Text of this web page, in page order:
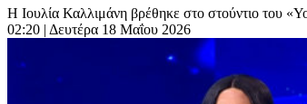
Η Ιουλία Καλλιμάνη βρέθηκε στο στούντιο του
02:20 | Δευτέρα 18 Μαΐου 2026